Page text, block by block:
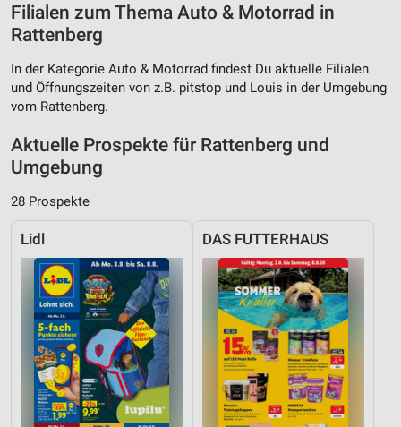
Filialen zum Thema Auto & Motorrad in
Rattenberg
In der Kategorie Auto & Motorrad findest Du aktuelle Filialen
und Öffnungszeiten von z.B. pitstop und Louis in der Umgebung
vom Rattenberg.
Aktuelle Prospekte für Rattenberg und
Umgebung
28 Prospekte
Lidl DAS FUTTERHAUS